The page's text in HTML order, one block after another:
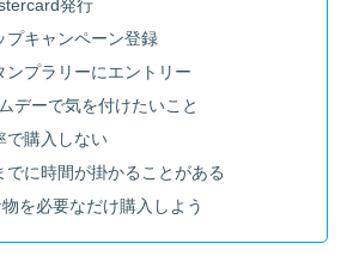
発行
プキャンペーン登録
ンプラリーにエントリー
デーで気を付けたいこと
で購入しない
でに時間が掛かることがある
を必要なだけ購入しよう